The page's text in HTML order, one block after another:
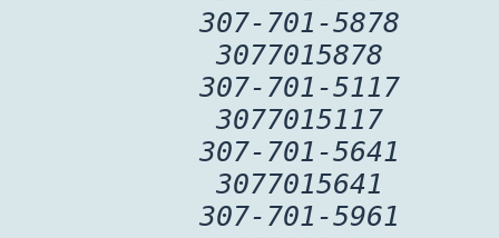
307-701-5878
3077015878
307-701-5117
3077015117
307-701-5641
3077015641
307-701-5961